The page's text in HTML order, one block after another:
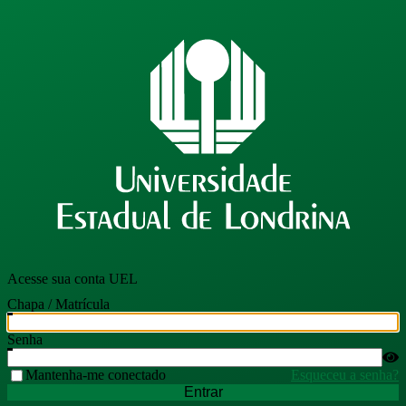
Acesse sua conta UEL
Chapa / Matrícula
Senha
Mantenha-me conectado
Esqueceu a senha?
Entrar